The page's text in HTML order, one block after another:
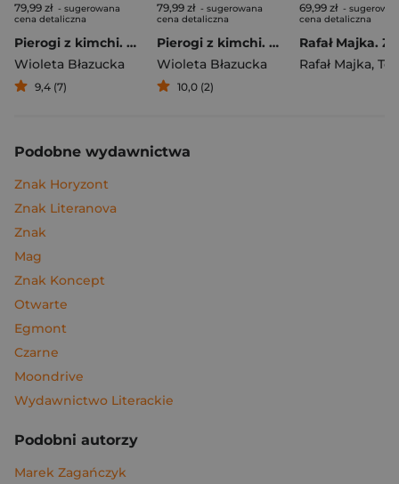
79,99 zł - sugerowana
cena detaliczna
Pierogi z kimchi. Moje ulubione azjatyckie przepisy
Wioleta Błazucka
9,4 (7)
79,99 zł - sugerowana
cena detaliczna
Pierogi z kimchi. Moje ulubione azjatyckie przepisy - książka z autografem
Wioleta Błazucka
10,0 (2)
69,99 zł -
cena detaliczna
Rafał Majka,
Podobne wydawnictwa
Znak Horyzont
Znak Literanova
Znak
Mag
Znak Koncept
Otwarte
Egmont
Czarne
Moondrive
Wydawnictwo Literackie
Podobni autorzy
Marek Zagańczyk